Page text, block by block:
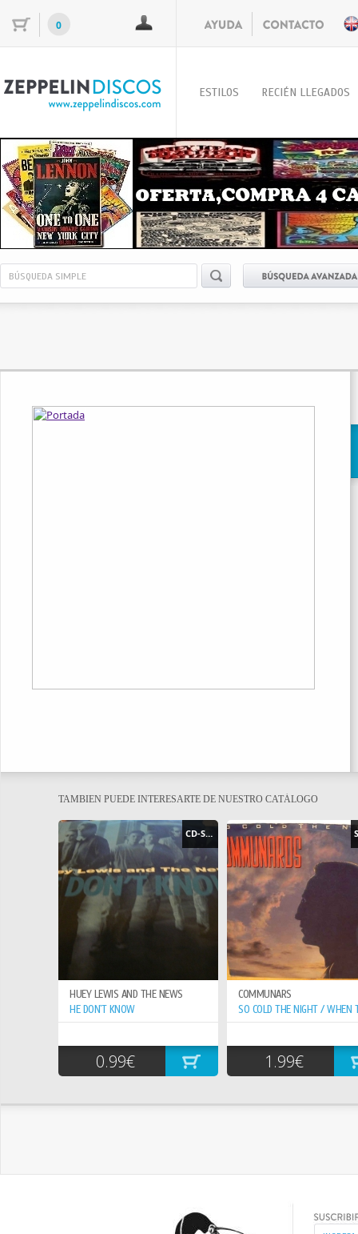
0
ESTILOS RECIÉN LLEGADOS
TAMBIEN PUEDE INTERESARTE DE NUESTRO CATÁLOGO
CD-SINGLE
HUEY LEWIS AND THE NEWS
HE DON`T KNOW
0.99€
COMMUNARS
1.99€